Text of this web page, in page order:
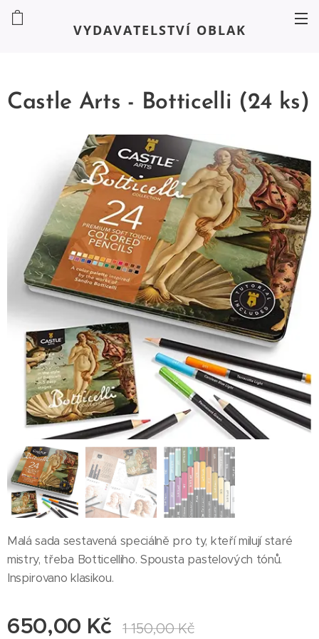
VYDAVATELSTVÍ OBLAK
Castle Arts - Botticelli (24 ks)
Malá sada sestavená speciálně pro ty, kteří milují staré
mistry, třeba Botticelliho. Spousta pastelových tónů.
Inspirovano klasikou.
650,00 Kč 1 150,00Kč